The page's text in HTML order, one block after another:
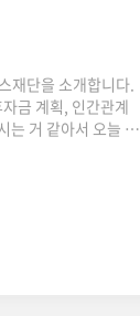
재단을 소개합니다.
금 계획, 인간관계
는 거 같아서 오늘 본
월 수강 신청방법
리 : 취업역량, 생애